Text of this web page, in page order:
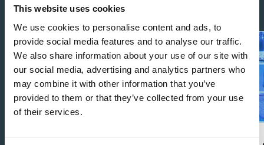
This website uses cookies
We use cookies to personalise content and ads, to
provide social media features and to analyse our traffic.
We also share information about your use of our site with
our social media, advertising and analytics partners who
may combine it with other information that you’ve
provided to them or that they’ve collected from your use
of their services.